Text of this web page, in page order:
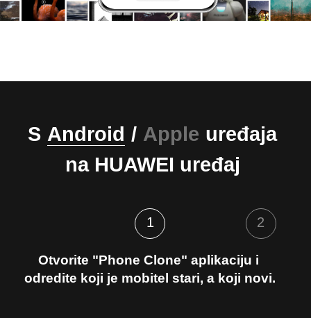
S Android / Apple uređaja
na HUAWEI uređaj
1
Otvorite "Phone Clone" aplikaciju i
odredite koji je mobitel stari, a koji novi.
2